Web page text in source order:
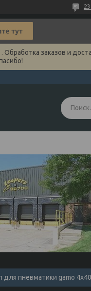
заказов и
для пневматики gamo